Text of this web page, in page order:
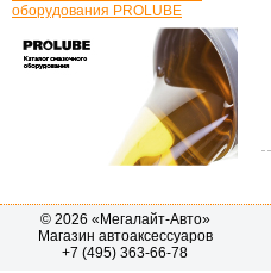
оборудования PROLUBE
© 2026 «Мегалайт-Авто»
Магазин автоаксессуаров
+7 (495) 363-66-78